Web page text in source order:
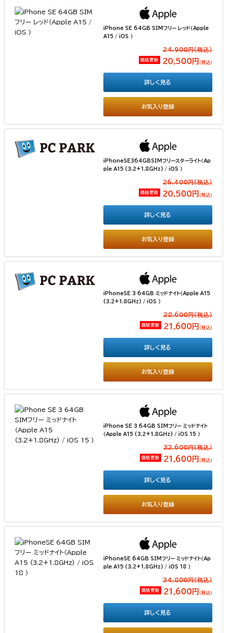
iPhone SE 64GB SIMフリー レッド（Apple
A15 / iOS ）
24,900円(税込）
価格更新 20,500円 （税込）
お気入り登録
詳しく見る
iPhoneSE364GBSIMフリースターライト（Ap
ple A15 (3.2+1.8GHz) / iOS ）
26,400円(税込）
価格更新 20,500円 （税込）
お気入り登録
詳しく見る
iPhoneSE 3 64GB ミッドナイト（Apple A15
(3.2+1.8GHz) / iOS ）
28,600円(税込）
価格更新 21,600円 （税込）
お気入り登録
詳しく見る
iPhone SE 3 64GB SIMフリー ミッドナイト
（Apple A15 (3.2+1.8GHz) / iOS 15 ）
32,600円(税込）
価格更新 21,600円 （税込）
お気入り登録
詳しく見る
iPhoneSE 64GB SIMフリー ミッドナイト（Ap
ple A15 (3.2+1.8GHz) / iOS 18 ）
34,800円(税込）
価格更新 21,600円 （税込）
詳しく見る